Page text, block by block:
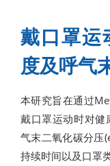
戴口罩运
度及呼气
本研究旨在通过
戴口罩运动时对健
气末二氧化碳分压
持续时间以及口罩